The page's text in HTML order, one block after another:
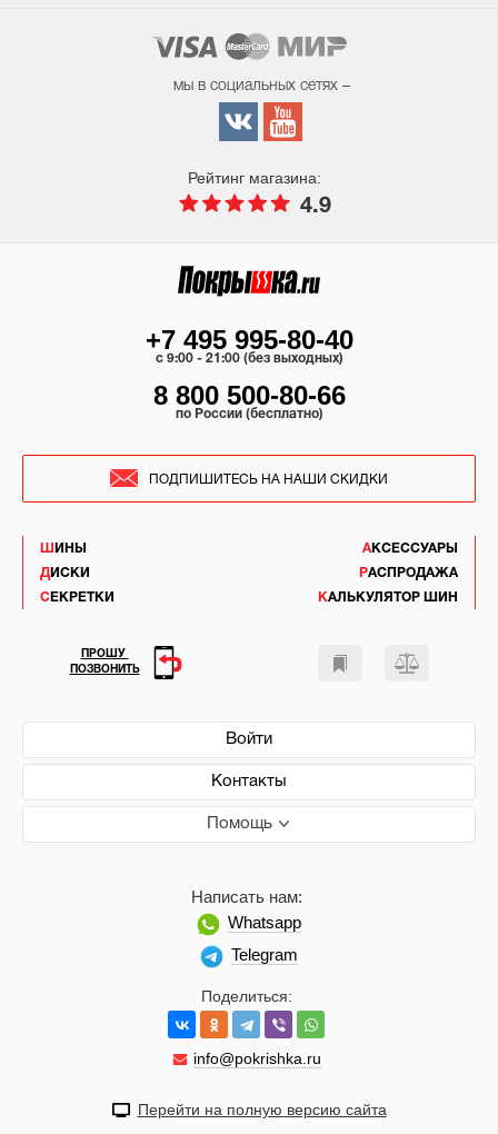
мы в социальных сетях –
Рейтинг магазина:
4.9
ШИНЫ
ДИСКИ
СЕКРЕТКИ
АКСЕССУАРЫ
РАСПРОДАЖА
КАЛЬКУЛЯТОР ШИН
Войти
Контакты
Помощь
Поделиться:
info@pokrishka.ru
Написать нам:
Whatsapp
Telegram
+7 495 995-80-40
c 9:00 - 21:00 (без выходных)
8 800 500-80-66
по России (бесплатно)
ПОДПИШИТЕСЬ НА НАШИ СКИДКИ
ПРОШУ
ПОЗВОНИТЬ
Перейти на полную версию сайта